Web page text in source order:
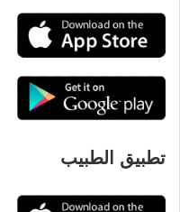
تطبيق الطبيب